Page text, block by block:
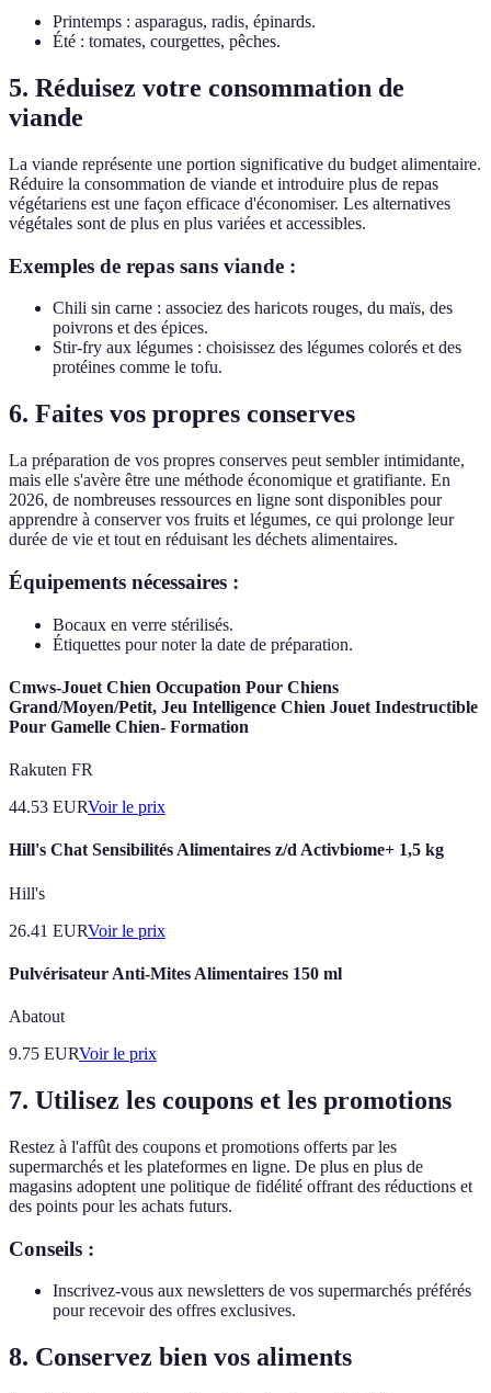
Printemps : asparagus, radis, épinards.
Été : tomates, courgettes, pêches.
5. Réduisez votre consommation de
viande
La viande représente une portion significative du budget alimentaire.
Réduire la consommation de viande et introduire plus de repas
végétariens est une façon efficace d'économiser. Les alternatives
végétales sont de plus en plus variées et accessibles.
Exemples de repas sans viande :
Chili sin carne : associez des haricots rouges, du maïs, des
poivrons et des épices.
Stir-fry aux légumes : choisissez des légumes colorés et des
protéines comme le tofu.
6. Faites vos propres conserves
La préparation de vos propres conserves peut sembler intimidante,
mais elle s'avère être une méthode économique et gratifiante. En
2026, de nombreuses ressources en ligne sont disponibles pour
apprendre à conserver vos fruits et légumes, ce qui prolonge leur
durée de vie et tout en réduisant les déchets alimentaires.
Équipements nécessaires :
Bocaux en verre stérilisés.
Étiquettes pour noter la date de préparation.
Cmws-Jouet Chien Occupation Pour Chiens
Grand/Moyen/Petit, Jeu Intelligence Chien Jouet Indestructible
Pour Gamelle Chien- Formation
Rakuten FR
44.53 EURVoir le prix
Hill's Chat Sensibilités Alimentaires z/d Activbiome+ 1,5 kg
Hill's
26.41 EURVoir le prix
Pulvérisateur Anti-Mites Alimentaires 150 ml
Abatout
9.75 EURVoir le prix
7. Utilisez les coupons et les promotions
Restez à l'affût des coupons et promotions offerts par les
supermarchés et les plateformes en ligne. De plus en plus de
magasins adoptent une politique de fidélité offrant des réductions et
des points pour les achats futurs.
Conseils :
Inscrivez-vous aux newsletters de vos supermarchés préférés
pour recevoir des offres exclusives.
8. Conservez bien vos aliments